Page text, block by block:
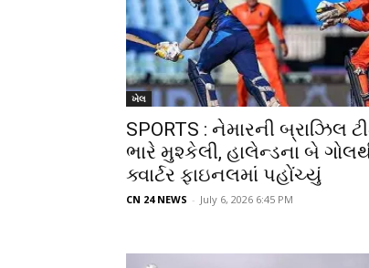
ખેલ
SPORTS : નેમારની બ્રાઝિલ
ભારે મુશ્કેલી, હાલેન્ડના બે
ક્વાર્ટર ફાઇનલમાં પહોંચ્યું
CN 24 NEWS - July 6, 2026 6:45 PM